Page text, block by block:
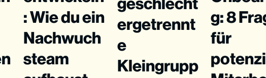
: Wie du ein
Nachwuch
steam
ergetrennt
e
Kleingrupp
g: 8
für